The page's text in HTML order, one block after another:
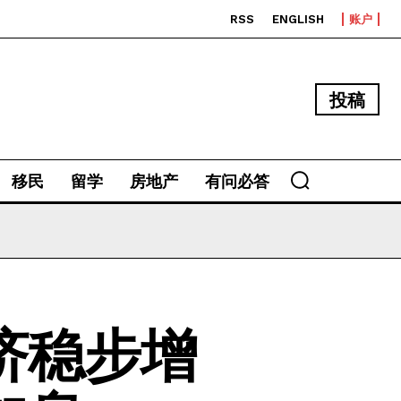
RSS ENGLISH 账户
投稿
移民 留学 房地产 有问必答
稳步增